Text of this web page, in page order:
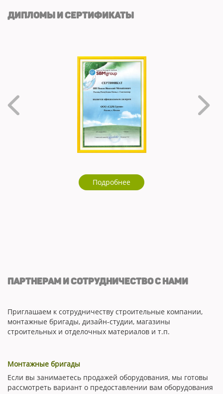
ДИПЛОМЫ И СЕРТИФИКАТЫ
Подробнее
ПАРТНЕРАМ И СОТРУДНИЧЕСТВО С НАМИ
Приглашаем к сотрудничеству строительные компании,
монтажные бригады, дизайн-студии, магазины
строительных и отделочныx материалов и т.п.
Монтажные бригады
Если вы занимаетесь продажей оборудования, мы готовы
рассмотреть вариант о предоставлении вам оборудования